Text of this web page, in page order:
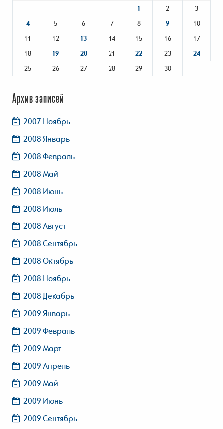
1 2
3
4
5 6 7 8 9
10
11
12 13 14 15 16
17
18
19 20 21 22 23
24
25
26 27 28 29 30
Архив записей
2007 Ноябрь
2008 Январь
2008 Февраль
2008 Май
2008 Июнь
2008 Июль
2008 Август
2008 Сентябрь
2008 Октябрь
2008 Ноябрь
2008 Декабрь
2009 Январь
2009 Февраль
2009 Март
2009 Апрель
2009 Май
2009 Июнь
2009 Сентябрь